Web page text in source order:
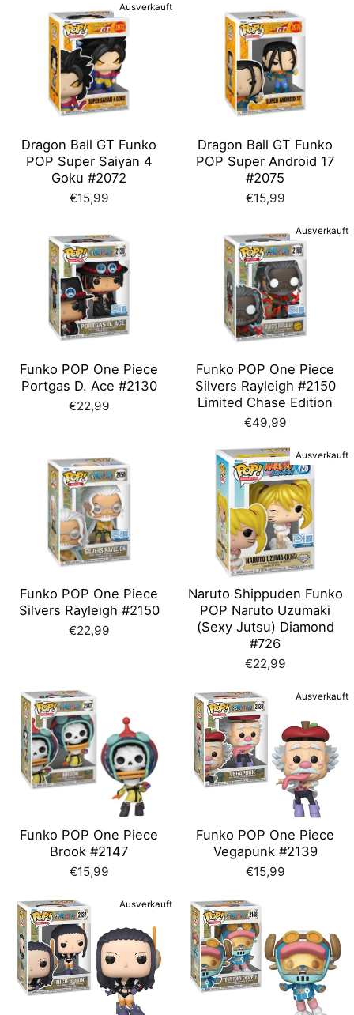
Ausverkauft
Dragon Ball GT Funko
POP Super Saiyan 4
Goku #2072
€15,99
Dragon Ball GT Funko
POP Super Android 17
#2075
€15,99
Funko POP One Piece
Portgas D. Ace #2130
€22,99
Ausverkauft
Funko POP One Piece
Silvers Rayleigh #2150
Limited Chase Edition
€49,99
Funko POP One Piece
Silvers Rayleigh #2150
€22,99
Ausverkauft
Naruto Shippuden Funko
POP Naruto Uzumaki
(Sexy Jutsu) Diamond
#726
€22,99
Funko POP One Piece
Brook #2147
€15,99
Ausverkauft
Funko POP One Piece
Vegapunk #2139
€15,99
Ausverkauft